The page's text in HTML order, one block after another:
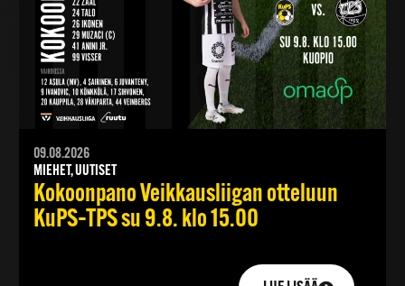
09.08.2026
MIEHET, UUTISET
Kokoonpano Veikkausliigan otteluun
KuPS–TPS su 9.8. klo 15.00